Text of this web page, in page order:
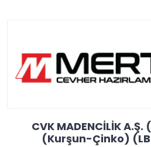
CVK MADENCİLİK A.Ş.
(Kurşun-Çinko) (LB